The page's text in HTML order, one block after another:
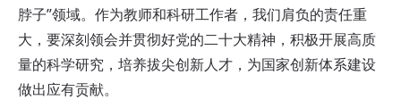
脖子”领域。作为教师和科研工作者，我们肩负的责任重
大，要深刻领会并贯彻好党的二十大精神，积极开展高质
量的科学研究，培养拔尖创新人才，为国家创新体系建设
做出应有贡献。